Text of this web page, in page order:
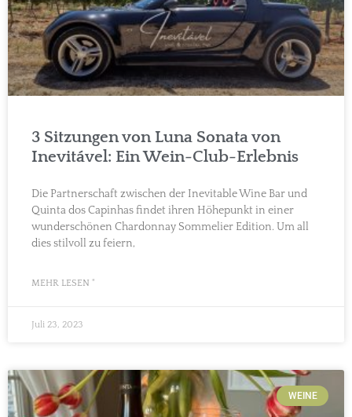
3 Sitzungen von Luna Sonata von
Inevitável: Ein Wein-Club-Erlebnis
Die Partnerschaft zwischen der Inevitable Wine Bar und
Quinta dos Capinhas findet ihren Höhepunkt in einer
wunderschönen Chardonnay Sommelier Edition. Um all
dies stilvoll zu feiern,
MEHR LESEN "
Juli 23, 2023
WEINE